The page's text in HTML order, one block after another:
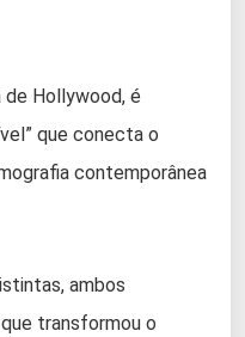
de Hollywood, é
que conecta o
contemporânea
ambos
transformou o